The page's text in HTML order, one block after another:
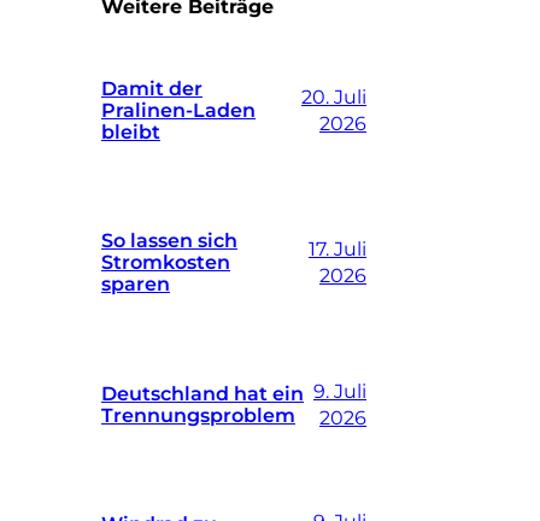
Weitere Beiträge
Damit der
Pralinen-Laden
bleibt
20. Juli
2026
So lassen sich
Stromkosten
sparen
17. Juli
2026
Deutschland hat ein
Trennungsproblem
9. Juli
2026